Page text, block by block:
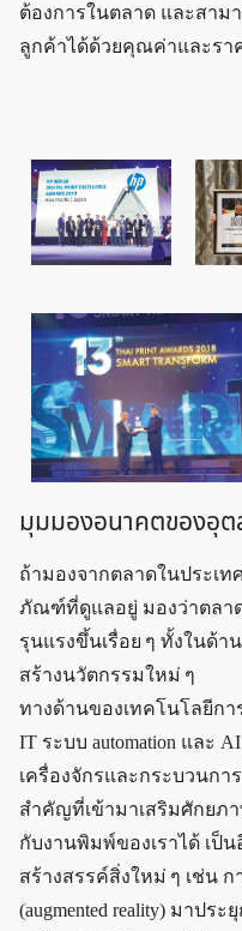
ต้องการในตลาด และสาม
ลูกค้าได้ด้วยคุณค่าและรา
มุมมองอนาคตของอุ
ถ้ามองจากตลาดในประเ
ภัณฑ์ที่ดูแลอยู่ มองว่าตลา
รุนแรงขึ้นเรื่อย ๆ ทั้งในด้
สร้างนวัตกรรมใหม่ ๆ
ทางด้านของเทคโนโลยีก
IT ระบบ automation และ
เครื่องจักรและกระบวนกา
สำคัญที่เข้ามาเสริมศักยภ
กับงานพิมพ์ของเราได้ เป็
สร้างสรรค์สิ่งใหม่ ๆ เช่น ก
(augmented reality) มาปร